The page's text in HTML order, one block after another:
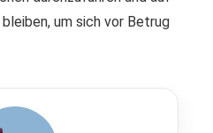
um sich vor Betrug